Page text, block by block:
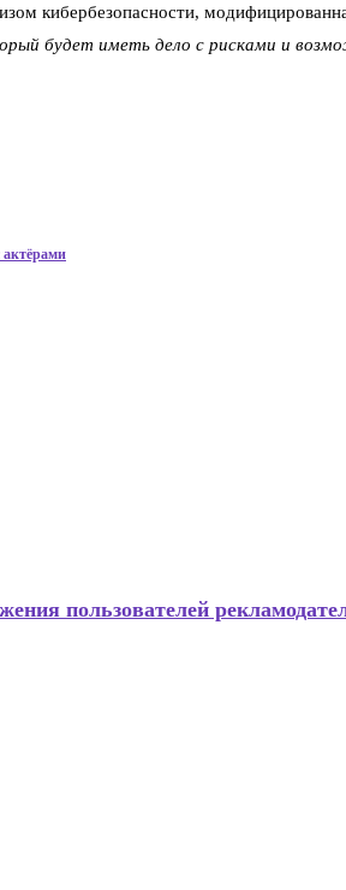
кибербезопасности,
будет иметь дело с рисками и
пользователей